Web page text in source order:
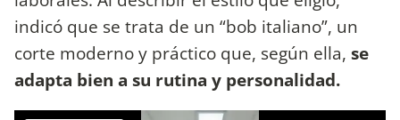
indicó que se trata de un “bob italiano”, un
corte moderno y práctico que, según ella, se
adapta bien a su rutina y personalidad.